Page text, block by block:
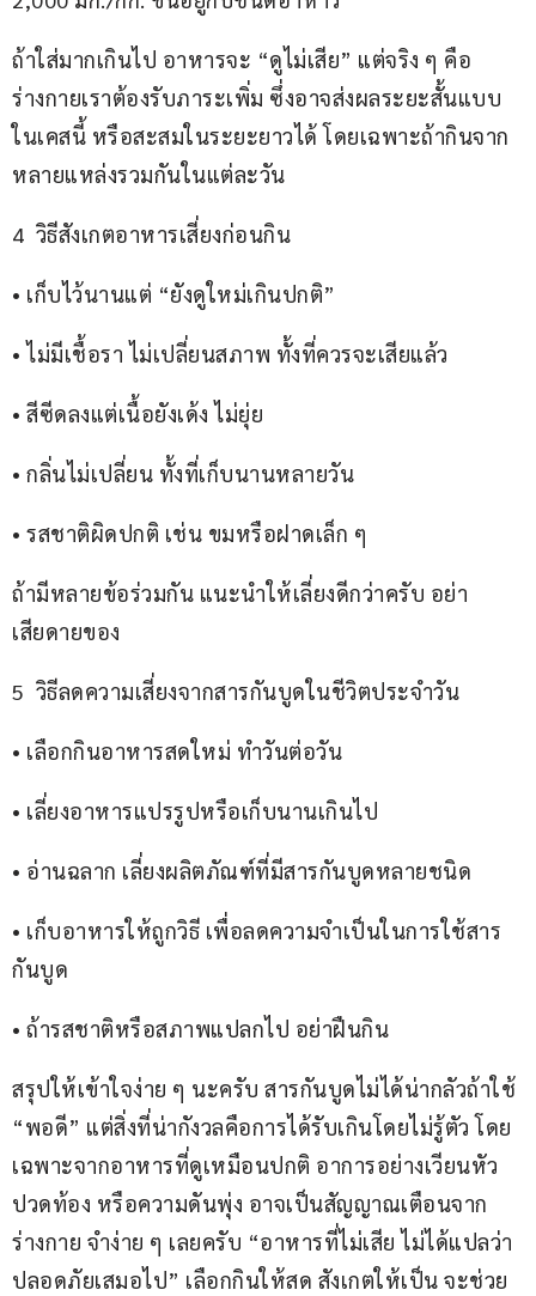
ถ้าใส่มากเกินไป อาหารจะ “ดูไม่เสีย” แต่จริง ๆ คือ
ร่างกายเราต้องรับภาระเพิ่ม ซึ่งอาจส่งผลระยะสั้นแบบ
ในเคสนี้ หรือสะสมในระยะยาวได้ โดยเฉพาะถ้ากินจาก
หลายแหล่งรวมกันในแต่ละวัน
4  วิธีสังเกตอาหารเสี่ยงก่อนกิน
• เก็บไว้นานแต่ “ยังดูใหม่เกินปกติ”
• ไม่มีเชื้อรา ไม่เปลี่ยนสภาพ ทั้งที่ควรจะเสียแล้ว
• สีซีดลงแต่เนื้อยังเด้ง ไม่ยุ่ย
• กลิ่นไม่เปลี่ยน ทั้งที่เก็บนานหลายวัน
• รสชาติผิดปกติ เช่น ขมหรือฝาดเล็ก ๆ
ถ้ามีหลายข้อร่วมกัน แนะนำให้เลี่ยงดีกว่าครับ อย่า
เสียดายของ
5  วิธีลดความเสี่ยงจากสารกันบูดในชีวิตประจำวัน
• เลือกกินอาหารสดใหม่ ทำวันต่อวัน
• เลี่ยงอาหารแปรรูปหรือเก็บนานเกินไป
• อ่านฉลาก เลี่ยงผลิตภัณฑ์ที่มีสารกันบูดหลายชนิด
• เก็บอาหารให้ถูกวิธี เพื่อลดความจำเป็นในการใช้สาร
กันบูด
• ถ้ารสชาติหรือสภาพแปลกไป อย่าฝืนกิน
สรุปให้เข้าใจง่าย ๆ นะครับ สารกันบูดไม่ได้น่ากลัวถ้าใช้
“พอดี” แต่สิ่งที่น่ากังวลคือการได้รับเกินโดยไม่รู้ตัว โดย
เฉพาะจากอาหารที่ดูเหมือนปกติ อาการอย่างเวียนหัว
ปวดท้อง หรือความดันพุ่ง อาจเป็นสัญญาณเตือนจาก
ร่างกาย จำง่าย ๆ เลยครับ “อาหารที่ไม่เสีย ไม่ได้แปลว่า
ปลอดภัยเสมอไป” เลือกกินให้สด สังเกตให้เป็น จะช่วย